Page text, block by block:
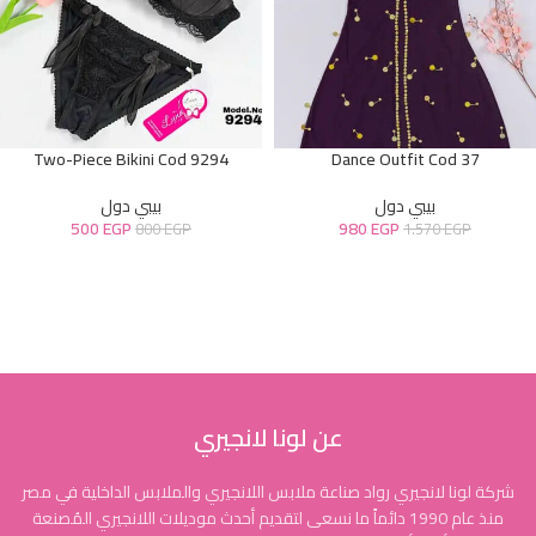
Dance Outfit Cod 37
بيبي دول
1.570EGP
980EGP
Two-Piece Bikini Cod 9294
بيبي دول
800EGP
500EGP
عن لونا لانجيري
شركة لونا لانجيري رواد صناعة ملابس اللانجيري والملابس الداخلية في مصر
منذ عام 1990 دائماً ما نسعى لتقديم أحدث موديلات اللانجيري المُصنعة